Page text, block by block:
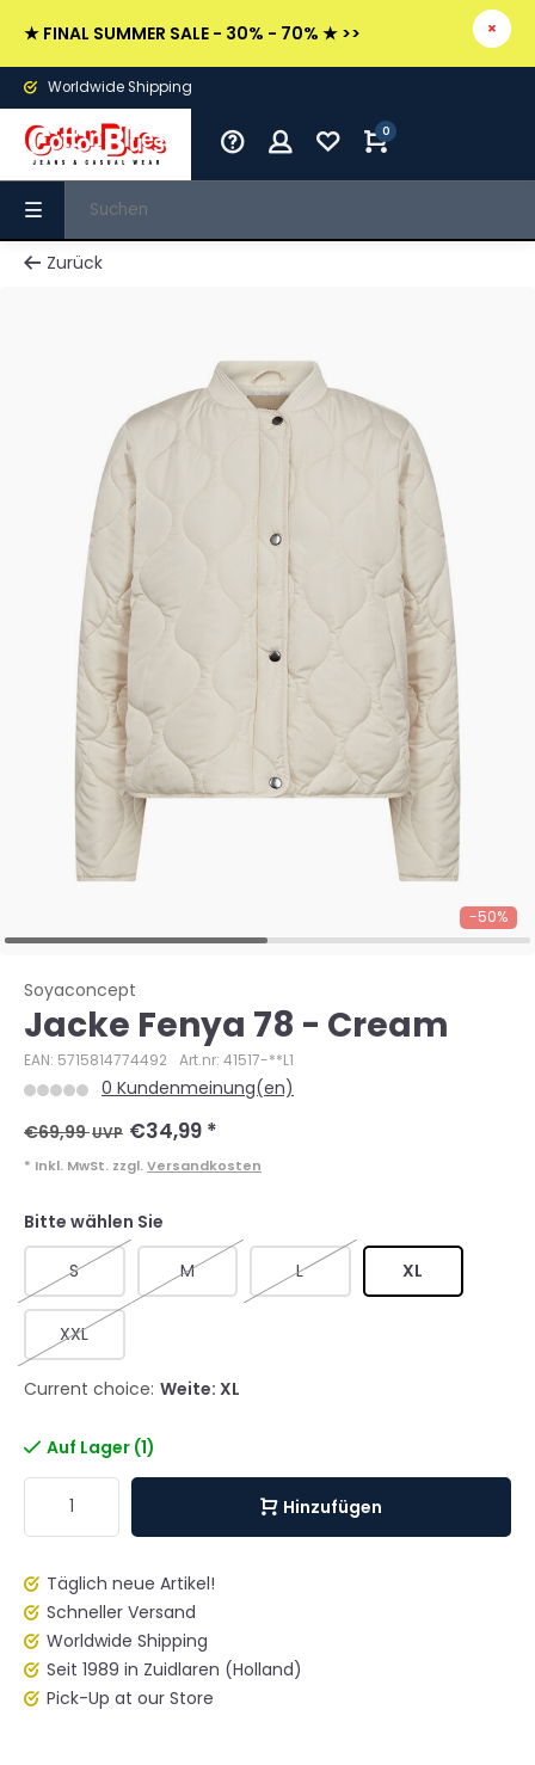
★ FINAL SUMMER SALE - 30% - 70% ★ >>
Worldwide Shipping
0
Zurück
-50%
Soyaconcept
Jacke Fenya 78 - Cream
EAN: 5715814774492 Art.nr: 41517-**L1
0 Kundenmeinung(en)
€69,99UVP €34,99 *
* Inkl. MwSt. zzgl. Versandkosten
Bitte wählen Sie
S M L XL
XXL
Current choice: Weite: XL
Auf Lager (1)
Hinzufügen
Täglich neue Artikel!
Schneller Versand
Worldwide Shipping
Seit 1989 in Zuidlaren (Holland)
Pick-Up at our Store